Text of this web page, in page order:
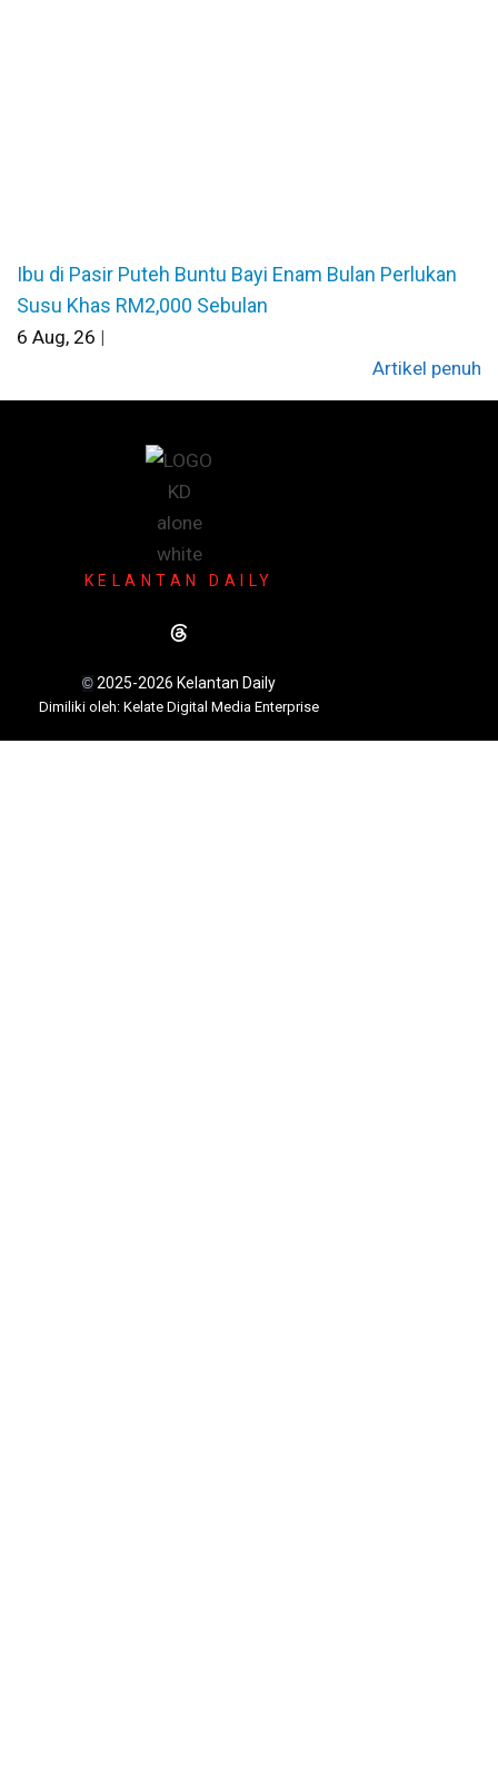
Ibu di Pasir Puteh Buntu Bayi Enam Bulan Perlukan
Susu Khas RM2,000 Sebulan
6 Aug, 26 |
Artikel penuh
KELANTAN DAILY
© 2025-2026 Kelantan Daily
Dimiliki oleh: Kelate Digital Media Enterprise